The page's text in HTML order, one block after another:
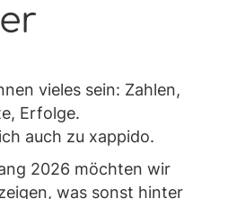
vieles sein: Zahlen,
Erfolge.
auch zu xappido.
2026 möchten wir
was sonst hinter